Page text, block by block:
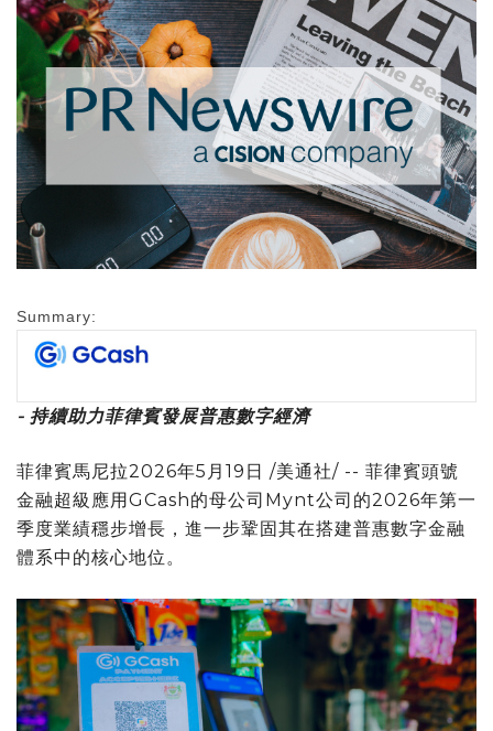
n
Summary:
- 持續助力菲律賓發展普惠數字經濟
菲律賓馬尼拉2026年5月19日 /美通社/ -- 菲律賓頭號
金融超級應用GCash的母公司Mynt公司的2026年第一
季度業績穩步增長，進一步鞏固其在搭建普惠數字金融
體系中的核心地位。